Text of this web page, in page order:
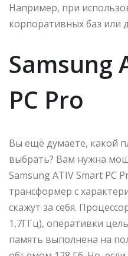
Например, при
корпоративных баз или
Samsung
PC Pro
Вы ещё думаете, какой
выбрать? Вам нужна
Samsung ATIV Smart PC
трансформер с
скажут за себя.
1,7ГГц), оперативки
память выполнена на